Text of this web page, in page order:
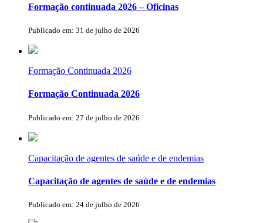
Formação continuada 2026 – Oficinas
Publicado em: 31 de julho de 2026
Formação Continuada 2026
Formação Continuada 2026
Publicado em: 27 de julho de 2026
Capacitação de agentes de saúde e de endemias
Capacitação de agentes de saúde e de endemias
Publicado em: 24 de julho de 2026